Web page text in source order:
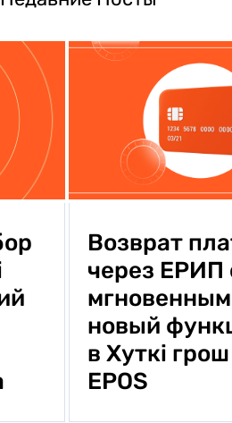
Возврат
через ЕРИП
новый
в Хуткi
EPOS